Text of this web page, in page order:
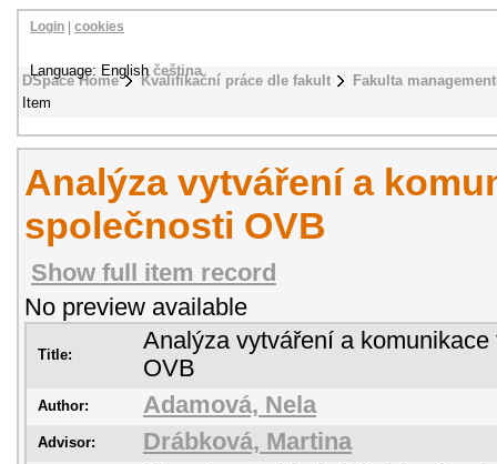
DSpace Home Kvalifikační práce dle fakult
Fakulta
Item
Login cookies
Language: Englishčeština
Analýza vytváření a
společnosti OVB
Show full item record
No preview available
Title:
Analýza vytváření a
OVB
Author: Adamová, Nela
Advisor: Drábková, Martina